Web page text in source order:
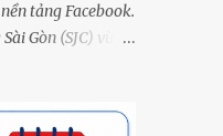
tảng Facebook.
Gòn (SJC) vừa
ty SJC trên nền